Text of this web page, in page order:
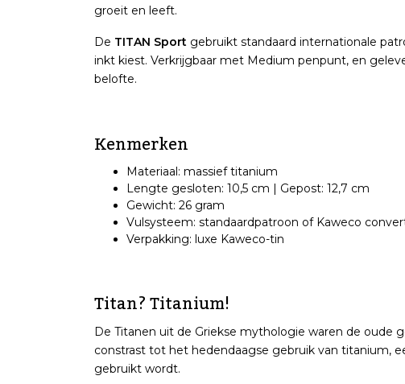
groeit en leeft.
De TITAN Sport gebruikt standaard internationale
inkt kiest. Verkrijgbaar met Medium penpunt, en
belofte.
Kenmerken
Materiaal: massief titanium
Lengte gesloten: 10,5 cm | Gepost: 12,7 cm
Gewicht: 26 gram
Vulsysteem: standaardpatroon of Kaweco
Verpakking: luxe Kaweco-tin
Titan? Titanium!
De Titanen uit de Griekse mythologie waren de oude
constrast tot het hedendaagse gebruik van titanium,
gebruikt wordt.